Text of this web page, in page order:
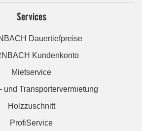
Services
Dauertiefpreise
Kundenkonto
Mietservice
und Transportervermietung
Holzzuschnitt
ProfiService